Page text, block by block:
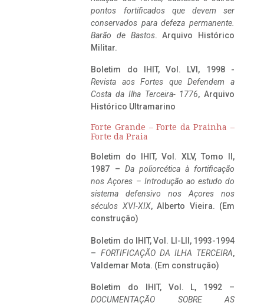
pontos fortificados que devem ser
conservados para defeza permanente.
Barão de Bastos. Arquivo Histórico
Militar.
Boletim do IHIT, Vol. LVI, 1998 -
Revista aos Fortes que Defendem a
Costa da Ilha Terceira- 1776, Arquivo
Histórico Ultramarino
Forte Grande – Forte da Prainha –
Forte da Praia
Boletim do IHIT, Vol. XLV, Tomo II,
1987 – Da poliorcética à fortificação
nos Açores – Introdução ao estudo do
sistema defensivo nos Açores nos
séculos XVI-XIX, Alberto Vieira. (Em
construção)
Boletim do IHIT, Vol. LI-LII, 1993-1994
– FORTIFICAÇÃO DA ILHA TERCEIRA,
Valdemar Mota. (Em construção)
Boletim do IHIT, Vol. L, 1992 –
DOCUMENTAÇÃO SOBRE AS